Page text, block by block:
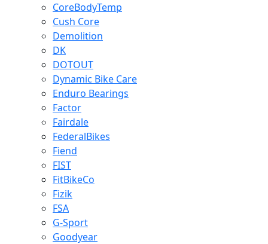
CoreBodyTemp
Cush Core
Demolition
DK
DOTOUT
Dynamic Bike Care
Enduro Bearings
Factor
Fairdale
FederalBikes
Fiend
FIST
FitBikeCo
Fizik
FSA
G-Sport
Goodyear